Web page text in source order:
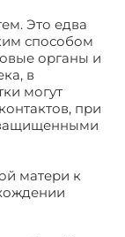
Это едва
способом
органы и
в
могут
при
матери к